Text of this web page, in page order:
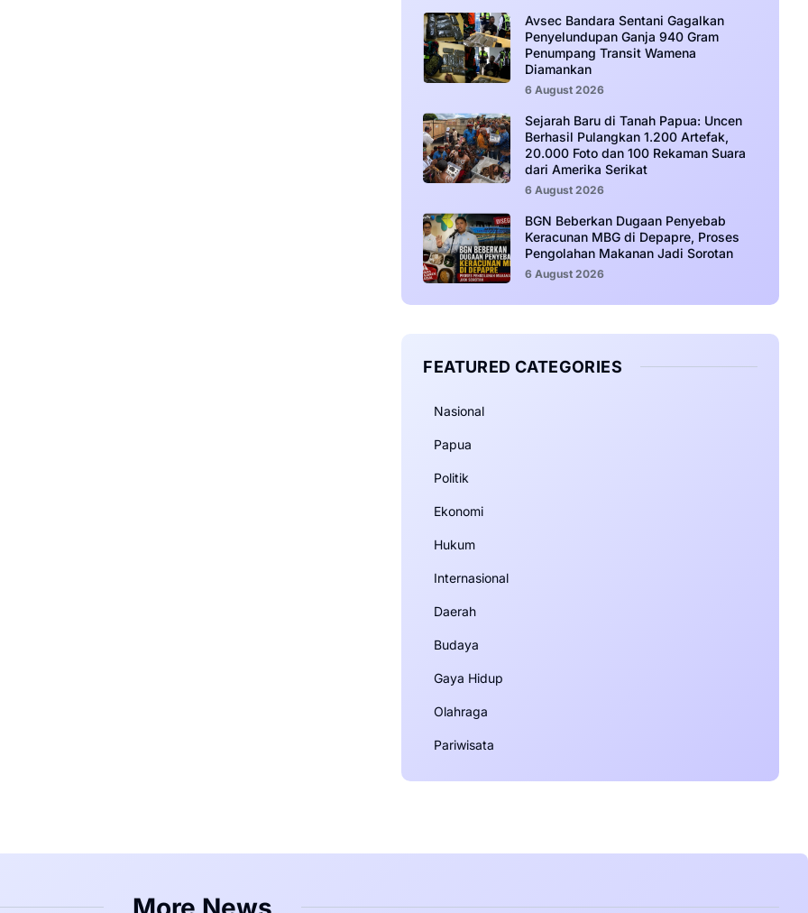
Avsec Bandara Sentani Gagalkan
Penyelundupan Ganja 940 Gram
Penumpang Transit Wamena
Diamankan
6 August 2026
Sejarah Baru di Tanah Papua: Uncen
Berhasil Pulangkan 1.200 Artefak,
20.000 Foto dan 100 Rekaman Suara
dari Amerika Serikat
6 August 2026
BGN Beberkan Dugaan Penyebab
Keracunan MBG di Depapre, Proses
Pengolahan Makanan Jadi Sorotan
6 August 2026
FEATURED CATEGORIES
Nasional
Papua
Politik
Ekonomi
Hukum
Internasional
Daerah
Budaya
Gaya Hidup
Olahraga
Pariwisata